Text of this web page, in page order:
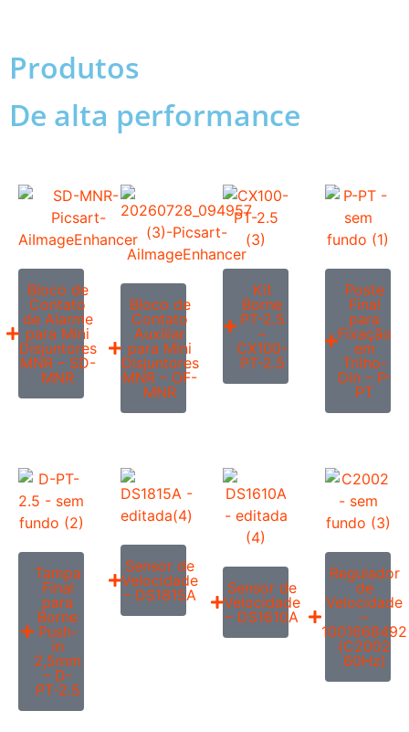
Produtos
De alta performance
Bloco de
Contato
de Alarme
para Mini
Disjuntores
MNR – SD-
MNR
Bloco de
Contato
Auxiliar
para Mini
Disjuntores
MNR – OF-
MNR
Kit
Borne
PT-2.5
–
CX100-
PT-2.5
Poste
Final
para
Fixação
em
Trilho-
Din – P-
PT
Tampa
Final
para
Borne
Push-
in
2,5mm
– D-
PT-2.5
Sensor de
Velocidade
– DS1815A
Sensor de
Velocidade
– DS1610A
Regulador
de
Velocidade
–
1001668492
(C2002
60Hz)